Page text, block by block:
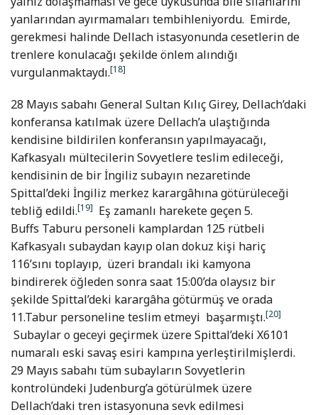
yanlarından ayırmamaları tembihleniyordu. Emirde,
gerekmesi halinde Dellach istasyonunda cesetlerin de
trenlere konulacağı şekilde önlem alındığı
vurgulanmaktaydı.[18]
28 Mayıs sabahı General Sultan Kılıç Girey, Dellach’daki
konferansa katılmak üzere Dellach’a ulaştığında
kendisine bildirilen konferansın yapılmayacağı,
Kafkasyalı mültecilerin Sovyetlere teslim edileceği,
kendisinin de bir İngiliz subayın nezaretinde
Spittal’deki İngiliz merkez karargâhına götürüleceği
tebliğ edildi.[19] Eş zamanlı harekete geçen 5.
Buffs Taburu personeli kamplardan 125 rütbeli
Kafkasyalı subaydan kayıp olan dokuz kişi hariç
116’sını toplayıp, üzeri brandalı iki kamyona
bindirerek öğleden sonra saat 15:00’da olaysız bir
şekilde Spittal’deki karargâha götürmüş ve orada
11.Tabur personeline teslim etmeyi başarmıştı.[20]
Subaylar o geceyi geçirmek üzere Spittal’deki X6101
numaralı eski savaş esiri kampına yerleştirilmişlerdi.
29 Mayıs sabahı tüm subayların Sovyetlerin
kontrolündeki Judenburg’a götürülmek üzere
Dellach’daki tren istasyonuna sevk edilmesi